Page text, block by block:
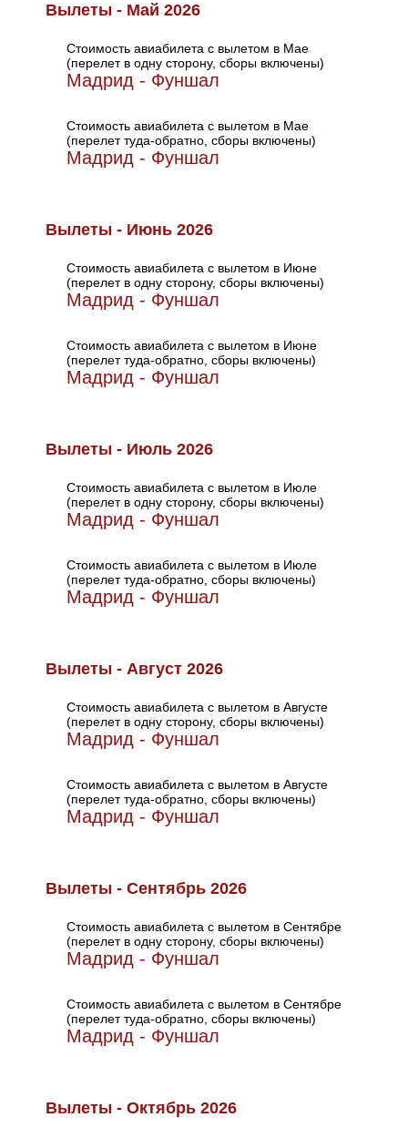
Вылеты - Май 2026
Стоимость авиабилета с вылетом в Мае
(перелет в одну сторону, сборы включены)
Мадрид - Фуншал
Стоимость авиабилета с вылетом в Мае
(перелет туда-обратно, сборы включены)
Мадрид - Фуншал
Вылеты - Июнь 2026
Стоимость авиабилета с вылетом в Июне
(перелет в одну сторону, сборы включены)
Мадрид - Фуншал
Стоимость авиабилета с вылетом в Июне
(перелет туда-обратно, сборы включены)
Мадрид - Фуншал
Вылеты - Июль 2026
Стоимость авиабилета с вылетом в Июле
(перелет в одну сторону, сборы включены)
Мадрид - Фуншал
Стоимость авиабилета с вылетом в Июле
(перелет туда-обратно, сборы включены)
Мадрид - Фуншал
Вылеты - Август 2026
Стоимость авиабилета с вылетом в Августе
(перелет в одну сторону, сборы включены)
Мадрид - Фуншал
Стоимость авиабилета с вылетом в Августе
(перелет туда-обратно, сборы включены)
Мадрид - Фуншал
Вылеты - Сентябрь 2026
Стоимость авиабилета с вылетом в Сентябре
(перелет в одну сторону, сборы включены)
Мадрид - Фуншал
Стоимость авиабилета с вылетом в Сентябре
(перелет туда-обратно, сборы включены)
Мадрид - Фуншал
Вылеты - Октябрь 2026